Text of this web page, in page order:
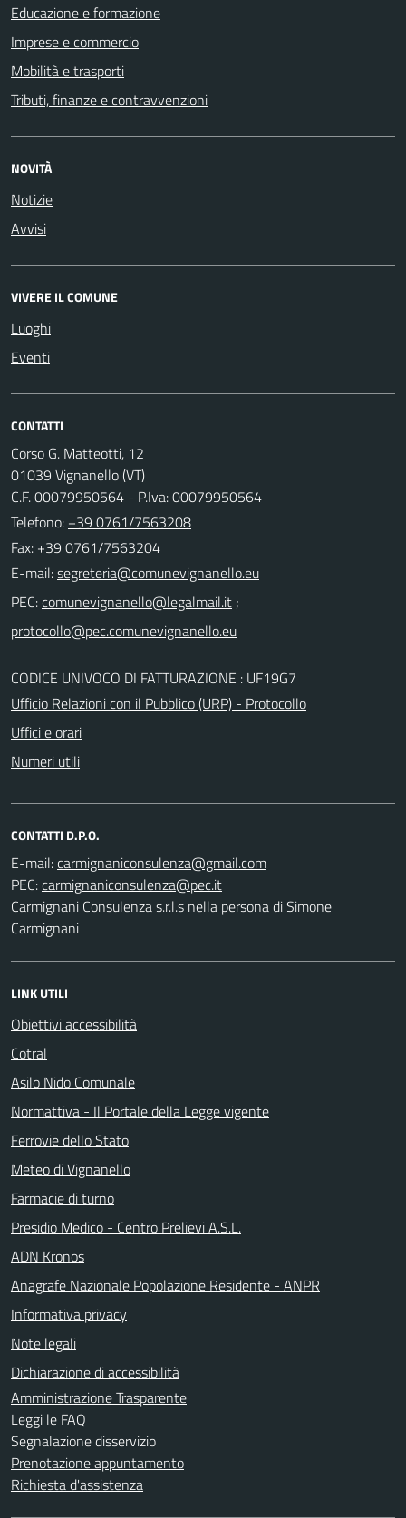
Educazione e formazione
Imprese e commercio
Mobilità e trasporti
Tributi, finanze e contravvenzioni
NOVITÀ
Notizie
Avvisi
VIVERE IL COMUNE
Luoghi
Eventi
CONTATTI
Corso G. Matteotti, 12
01039 Vignanello (VT)
C.F. 00079950564 - P.Iva: 00079950564
Telefono: +39 0761/7563208
Fax: +39 0761/7563204
E-mail:
PEC:
;
CODICE UNIVOCO DI FATTURAZIONE : UF19G7
Ufficio Relazioni con il Pubblico (URP) - Protocollo
Uffici e orari
Numeri utili
CONTATTI D.P.O.
E-mail:
PEC:
Carmignani Consulenza s.r.l.s nella persona di Simone
Carmignani
LINK UTILI
Obiettivi accessibilità
Cotral
Asilo Nido Comunale
Normattiva - Il Portale della Legge vigente
Ferrovie dello Stato
Meteo di Vignanello
Farmacie di turno
Presidio Medico - Centro Prelievi A.S.L.
ADN Kronos
Anagrafe Nazionale Popolazione Residente - ANPR
Informativa privacy
Note legali
Dichiarazione di accessibilità
Amministrazione Trasparente
Leggi le FAQ
Segnalazione disservizio
Prenotazione appuntamento
Richiesta d'assistenza